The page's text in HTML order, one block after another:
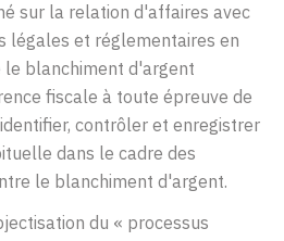
sur la relation d'affaires avec
légales et réglementaires en
blanchiment d'argent
fiscale à toute épreuve de
contrôler et enregistrer
dans le cadre des
le blanchiment d'argent.
du « processus